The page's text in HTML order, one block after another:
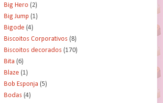
Big Hero (2)
Big Jump (1)
Bigode (4)
Biscoitos Corporativos (8)
Biscoitos decorados (170)
Bita (6)
Blaze (1)
Bob Esponja (5)
Bodas (4)